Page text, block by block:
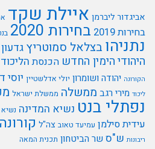
אביגדור ליברמן איילת שקד
בחירות 2019 בחירות 2020
נתניהובצלאל סמוטריץ
היהודיהימין החדש הכנסת הליכוד
הקורונה יהודה ושומרון יולי אדלשטיין יוסי
ליכוד מירי רגב ממשלה ממשלת ישראל
נפתלי בנט נשיא המדינה נשיא
עידית סילמן עמיעד טאוב צה"ל קורונה
ריבונות ש"ס שר הביטחון תכנית המאה